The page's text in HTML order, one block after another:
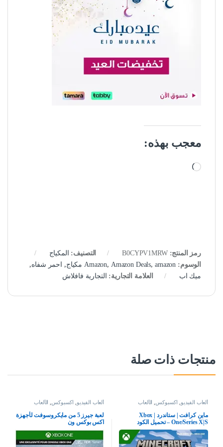
معجب بهذه:
جاري التحميل…
رمز المنتج:B0CYPV1MRW التصنيف: المكياج
الوسوم:
Amazon, Amazon Deals, amazon مكياج , احمر شفاه,
ميك اب
العلامة التجارية: التجارية فافلاش
منتجات ذات صلة
ألعاب الفيديو اكسبوكس الألعاب
ماين كرافت | ستاندرد | Xbox
One/Series X|S – تحميل الكود
ألعاب الفيديو اكسبوكس الألعاب
لعبة جيرز 5 من مايكروسوفت لأجهزة
اكس بوكس ون